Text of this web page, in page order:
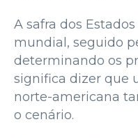
A safra dos
mundial, seguido
determinando os
significa dizer que
norte-americana
o cenário.